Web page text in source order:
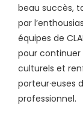
beau succès,
par
équipes de
pour continuer
culturels et
porteur·euses
professionnel.